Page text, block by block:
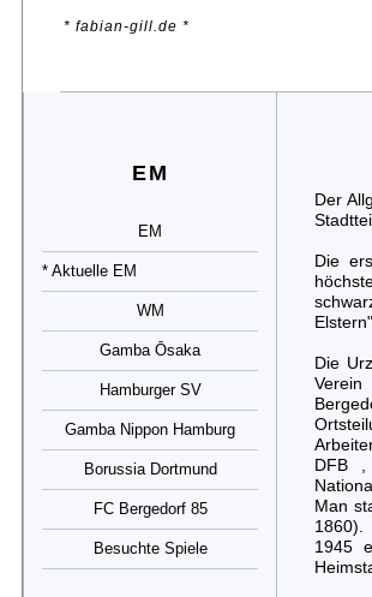
* fabian-gill.de *
EM
EM
* Aktuelle EM
WM
Gamba Ōsaka
Hamburger SV
Gamba Nippon Hamburg
Borussia Dortmund
FC Bergedorf 85
Besuchte Spiele
Der
Die
Die
DFB ,
Man
1860).
1945